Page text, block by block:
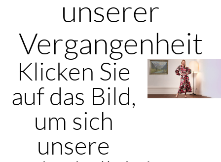
unserer
Vergangenheit
Klicken Sie
auf das Bild,
um sich
unsere